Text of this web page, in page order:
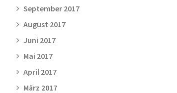
September 2017
August 2017
Juni 2017
Mai 2017
April 2017
März 2017